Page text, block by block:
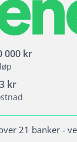
av 20
med opp til
kr i refinansiering
20 år
120 000
000 kr
kr
21 banker -